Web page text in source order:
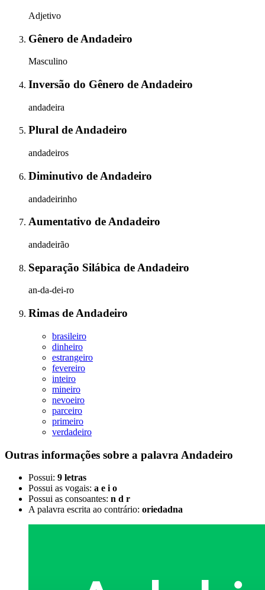
Adjetivo
Gênero de Andadeiro
Masculino
Inversão do Gênero de Andadeiro
andadeira
Plural deAndadeiro
andadeiros
Diminutivo de Andadeiro
andadeirinho
Aumentativo deAndadeiro
andadeirão
Separação Silábica de Andadeiro
an-da-dei-ro
Rimas de Andadeiro
brasileiro
dinheiro
estrangeiro
fevereiro
inteiro
mineiro
nevoeiro
parceiro
primeiro
verdadeiro
Outras informações sobre a palavra Andadeiro
Possui: 9 letras
Possui as vogais: a e i o
Possui as consoantes: n d r
A palavra escrita ao contrário: oriedadna